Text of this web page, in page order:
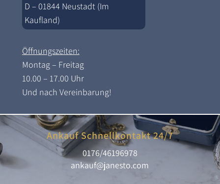
D – 01844 Neustadt (Im
Kaufland)
Öffnungszeiten:
Montag – Freitag
10.00 – 17.00 Uhr
Und nach Vereinbarung!
Ankauf Schnellkontakt 24/7
0176/46196978
ankauf@janesto.com